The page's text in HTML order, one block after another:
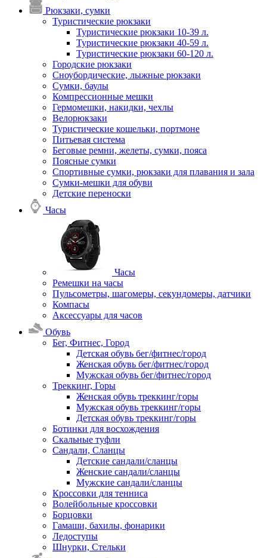
Рюкзаки, сумки
Туристические рюкзаки
Туристические рюкзаки 10-39 л.
Туристические рюкзаки 40-59 л.
Туристические рюкзаки 60-120 л.
Городские рюкзаки
Сноубордические, лыжные рюкзаки
Сумки, баулы
Компрессионные мешки
Гермомешки, накидки, чехлы
Велорюкзаки
Туристические кошельки, портмоне
Питьевая система
Беговые ремни, желеты, сумки, пояса
Поясные сумки
Спортивные сумки, рюкзаки для плавания и зала
Сумки-мешки для обуви
Детские переноски
Часы
Часы
Ремешки на часы
Пульсометры, шагомеры, секундомеры, датчики
Компасы
Аксессуары для часов
Обувь
Бег, Фитнес, Город
Детская обувь бег/фитнес/город
Женская обувь бег/фитнес/город
Мужская обувь бег/фитнес/город
Треккинг, Горы
Женская обувь треккинг/горы
Мужская обувь треккинг/горы
Детская обувь треккинг/горы
Ботинки для восхождения
Скальные туфли
Сандали, Сланцы
Детские сандали/сланцы
Женские сандали/сланцы
Мужские сандали/сланцы
Кроссовки для тенниса
Волейбольные кроссовки
Борцовки
Гамаши, бахилы, фонарики
Ледоступы
Шнурки, Стельки